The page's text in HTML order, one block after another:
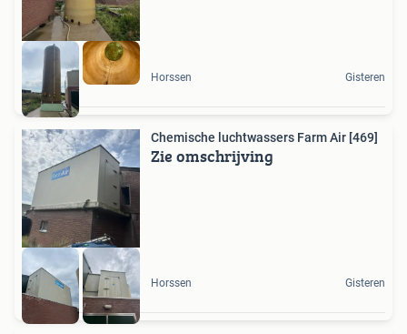
Horssen Gisteren
Chemische luchtwassers Farm Air [469]
Zie omschrijving
Horssen Gisteren